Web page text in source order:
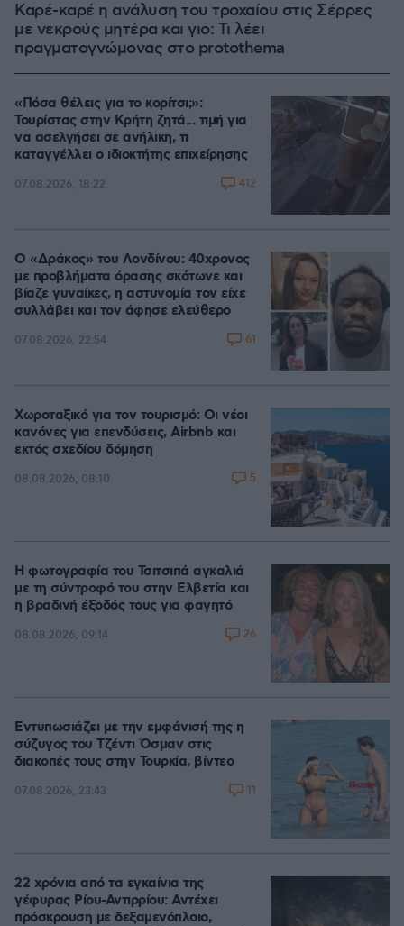
Καρέ-καρέ η ανάλυση του τροχαίου στις Σέρρες
με νεκρούς μητέρα και γιο: Τι λέει
πραγματογνώμονας στο protothema
«Πόσα θέλεις για το κορίτσι;»:
Τουρίστας στην Κρήτη ζητά... τιμή για
να ασελγήσει σε ανήλικη, τι
καταγγέλλει ο ιδιοκτήτης επιχείρησης
07.08.2026, 18:22 412
Ο «Δράκος» του Λονδίνου: 40χρονος
με προβλήματα όρασης σκότωνε και
βίαζε γυναίκες, η αστυνομία τον είχε
συλλάβει και τον άφησε ελεύθερο
07.08.2026, 22:54 61
Χωροταξικό για τον τουρισμό: Οι νέοι
κανόνες για επενδύσεις, Airbnb και
εκτός σχεδίου δόμηση
08.08.2026, 08:10 5
Η φωτογραφία του Τσιτσιπά αγκαλιά
με τη σύντροφό του στην Ελβετία και
η βραδινή έξοδός τους για φαγητό
08.08.2026, 09:14 26
Εντυπωσιάζει με την εμφάνισή της η
σύζυγος του Τζέντι Όσμαν στις
διακοπές τους στην Τουρκία, βίντεο
07.08.2026, 23:43 11
22 χρόνια από τα εγκαίνια της
γέφυρας Ρίου-Αντιρρίου: Αντέχει
πρόσκρουση με δεξαμενόπλοιο,